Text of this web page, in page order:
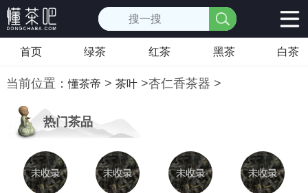
首页 绿茶 红茶 黑茶 白茶
当前位置：懂茶帝 > 茶叶>杏仁香茶器 >
热门茶品